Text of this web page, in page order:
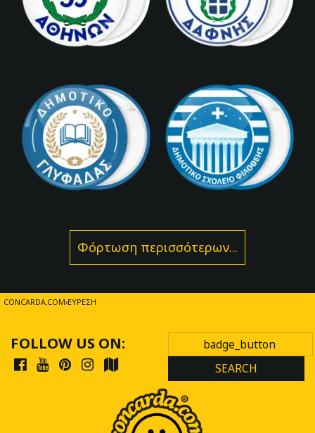
Φόρτωση περισσότερων...
CONCARDA.COM ΕΎΡΕΣΗ
FOLLOW US ON:
SEARCH